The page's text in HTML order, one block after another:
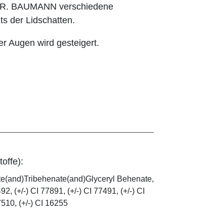
BAUMANN verschiedene
der Lidschatten.
Augen wird gesteigert.
Behenate,
(+/-) CI 77891, (+/-) CI 77491, (+/-) CI
(+/-) CI 16255